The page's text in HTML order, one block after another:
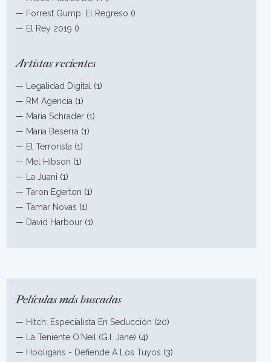
— Forrest Gump: El Regreso ()
— El Rey 2019 ()
Artistas recientes
— Legalidad Digital
(1)
— RM Agencia (1)
— Maria Schrader (1)
— Maria Beserra (1)
— El Terrorista (1)
— Mel Hibson (1)
—
La Juani (1)
—Taron Egerton (1)
—Tamar Novas (1)
— David Harbour (1)
Películas más buscadas
— Hitch: Especialista En Seducción (20)
—
La Teniente O'Neil (G.I. Jane) (4)
— Hooligans - Defiende A Los Tuyos (3)